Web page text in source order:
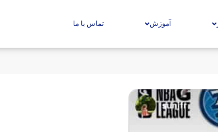
آموزش تماس با ما